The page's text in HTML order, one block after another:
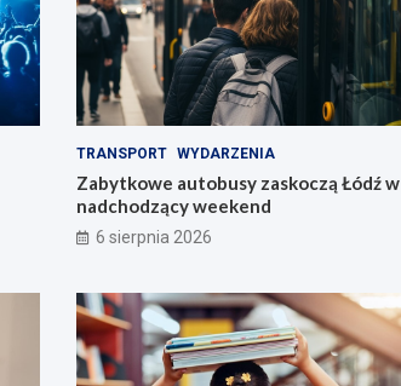
TRANSPORT WYDARZENIA
Zabytkowe autobusy zaskoczą Łódź w
nadchodzący weekend
6 sierpnia 2026